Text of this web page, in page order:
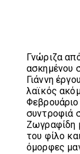
Γνώριζα
ασκημένου
Γιάννη
λαϊκός
συντροφιά
Ζωγραφίδη
του φίλο
όμορφες